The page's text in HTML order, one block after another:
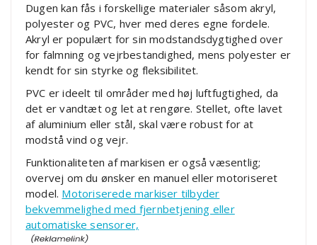
Dugen kan fås i forskellige materialer såsom akryl,
polyester og PVC, hver med deres egne fordele.
Akryl er populært for sin modstandsdygtighed over
for falmning og vejrbestandighed, mens polyester er
kendt for sin styrke og fleksibilitet.
PVC er ideelt til områder med høj luftfugtighed, da
det er vandtæt og let at rengøre. Stellet, ofte lavet
af aluminium eller stål, skal være robust for at
modstå vind og vejr.
Funktionaliteten af markisen er også væsentlig;
overvej om du ønsker en manuel eller motoriseret
model. Motoriserede markiser tilbyder
bekvemmelighed med fjernbetjening eller
automatiske sensorer,